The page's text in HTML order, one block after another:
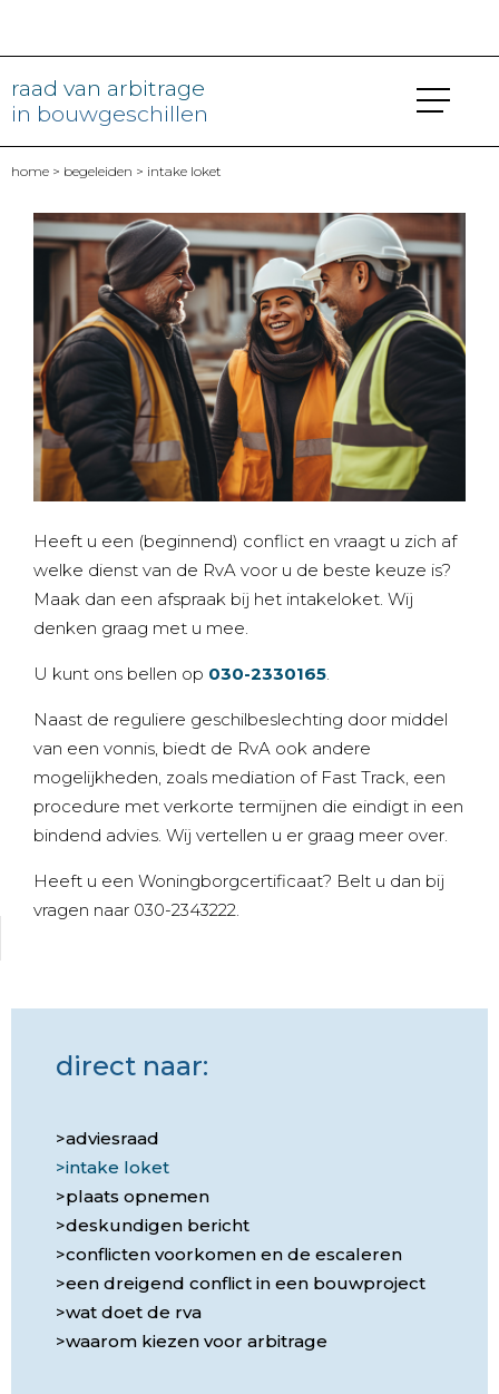
raad van arbitrage
in bouwgeschillen
home > begeleiden > intake loket
Heeft u een (beginnend) conflict en vraagt u zich af
welke dienst van de RvA voor u de beste keuze is?
Maak dan een afspraak bij het intakeloket. Wij
denken graag met u mee.
U kunt ons bellen op 030-2330165
Naast de reguliere geschilbeslechting door middel
van een vonnis, biedt de RvA ook andere
mogelijkheden, zoals mediation of Fast Track, een
procedure met verkorte termijnen die eindigt in een
bindend advies. Wij vertellen u er graag meer over.
Heeft u een Woningborgcertificaat? Belt u dan bij
vragen naar 030-2343222.
direct naar:
adviesraad
intake loket
plaats opnemen
deskundigen bericht
conflicten voorkomen en de escaleren
een dreigend conflict in een bouwproject
wat doet de rva
waarom kiezen voor arbitrage